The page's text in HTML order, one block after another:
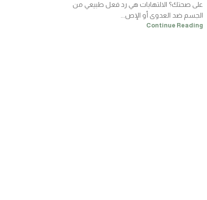
على صحتك؟ الالتهابات هي رد فعل طبيعي من
الجسم ضد العدوى أو الإص...
Continue Reading